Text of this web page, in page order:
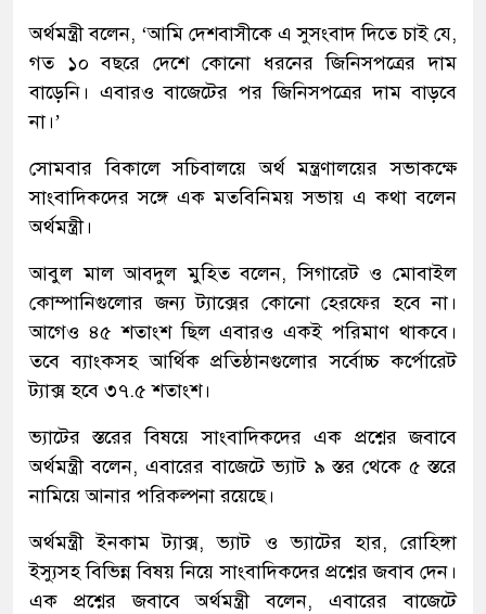
অর্থমন্ত্রী বলেন, ‘আমি দেশবাসীকে এ সুসংবাদ দিতে চাই যে,
গত ১০ বছরে দেশে কোনো ধরনের জিনিসপত্রের দাম
বাড়েনি। এবারও বাজেটের পর জিনিসপত্রের দাম বাড়বে
না।’
সোমবার বিকালে সচিবালয়ে অর্থ মন্ত্রণালয়ের সভাকক্ষে
সাংবাদিকদের সঙ্গে এক মতবিনিময় সভায় এ কথা বলেন
অর্থমন্ত্রী।
আবুল মাল আবদুল মুহিত বলেন, সিগারেট ও মোবাইল
কোম্পানিগুলোর জন্য ট্যাক্সের কোনো হেরফের হবে না।
আগেও ৪৫ শতাংশ ছিল এবারও একই পরিমাণ থাকবে।
তবে ব্যাংকসহ আর্থিক প্রতিষ্ঠানগুলোর সর্বোচ্চ কর্পোরেট
ট্যাক্স হবে ৩৭.৫ শতাংশ।
ভ্যাটের স্তরের বিষয়ে সাংবাদিকদের এক প্রশ্নের জবাবে
অর্থমন্ত্রী বলেন, এবারের বাজেটে ভ্যাট ৯ স্তর থেকে ৫ স্তরে
নামিয়ে আনার পরিকল্পনা রয়েছে।
অর্থমন্ত্রী ইনকাম ট্যাক্স, ভ্যাট ও ভ্যাটের হার, রোহিঙ্গা
ইস্যুসহ বিভিন্ন বিষয় নিয়ে সাংবাদিকদের প্রশ্নের জবাব দেন।
এক প্রশ্নের জবাবে অর্থমন্ত্রী বলেন, এবারের বাজেটে